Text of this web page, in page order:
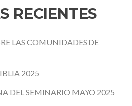
RECIENTES
LAS COMUNIDADES DE
2025
DEL SEMINARIO MAYO 2025